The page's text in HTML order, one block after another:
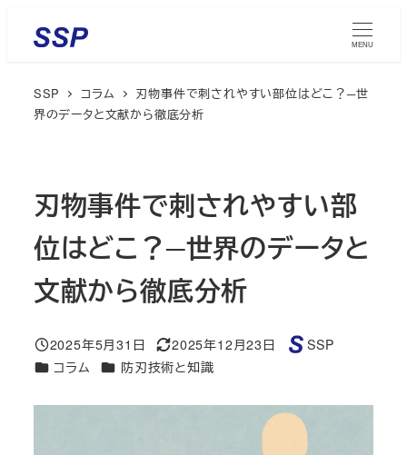
MENU
SSP コラム
刃物事件で刺されやすい部位はどこ？─世
界のデータと文献から徹底分析
刃物事件で刺されやすい部
位はどこ？─世界のデータと
文献から徹底分析
投稿日
2025年5月31日
更新日
2025年12月23日
著
SSP
カテゴリー
コラム カテゴリー
防刃技術と知識